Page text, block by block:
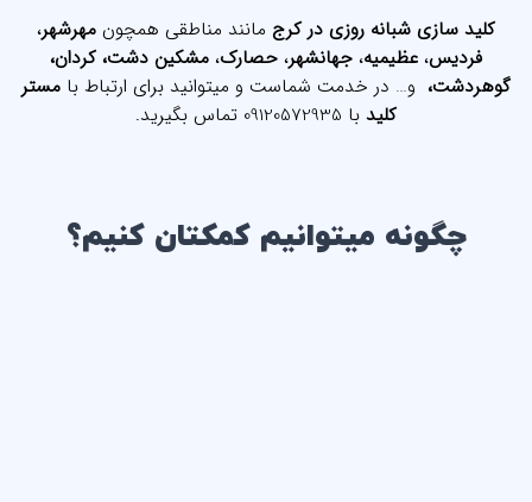
کلید سازی شبانه روزی در کرج مانند مناطقی همچون مهرشهر،
فردیس، عظیمیه، جهانشهر، حصارک، مشکین دشت، کردان،
گوهردشت، و… در خدمت شماست و میتوانید برای ارتباط با مستر
کلید با 09120572935 تماس بگیرید.
چگونه میتوانیم کمکتان کنیم؟